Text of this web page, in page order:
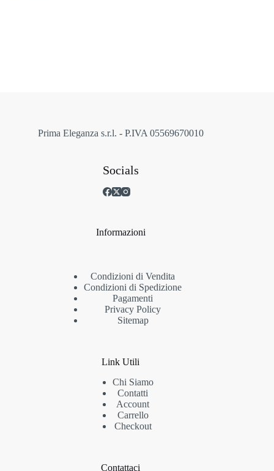
Prima Eleganza s.r.l. - P.IVA 05569670010
Socials
Informazioni
Condizioni di Vendita
Condizioni di Spedizione
Pagamenti
Privacy Policy
Sitemap
Link Utili
Chi Siamo
Contatti
Account
Carrello
Checkout
Contattaci